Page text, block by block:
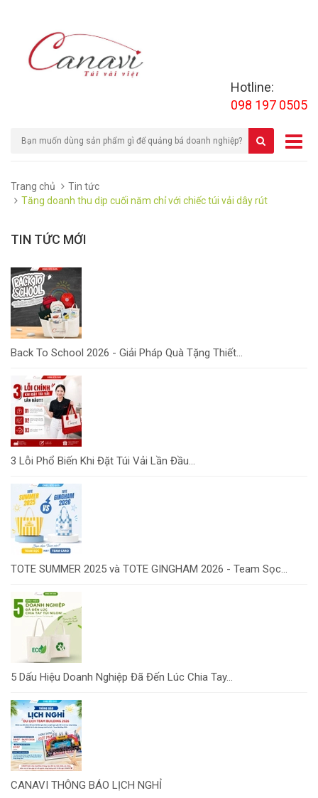
Hotline:
098 197 0505
Trang chủ
Tin tức
Tăng doanh thu dịp cuối năm chỉ với chiếc túi vải dây rút
TIN TỨC MỚI
Back To School 2026 - Giải Pháp Quà Tặng Thiết...
3 Lỗi Phổ Biến Khi Đặt Túi Vải Lần Đầu...
TOTE SUMMER 2025 và TOTE GINGHAM 2026 - Team Sọc...
5 Dấu Hiệu Doanh Nghiệp Đã Đến Lúc Chia Tay...
CANAVI THÔNG BÁO LỊCH NGHỈ